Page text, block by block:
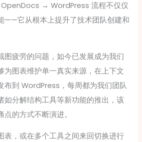
→ WordPress 流程不仅仅
——它从根本上提升了技术团队创建和
图疲劳的问题，如今已发展成为我们
为图表维护单一真实来源，在上下文
布到 WordPress，每周都为我们团队
如分解结构工具等新功能的推出，该
的方式不断演进。
表，或在多个工具之间来回切换进行